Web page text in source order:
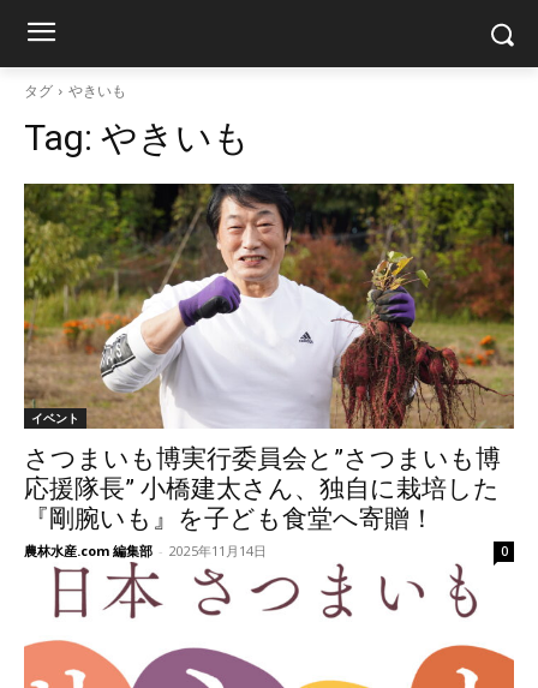
タグ やきいも
Tag: やきいも
イベント
さつまいも博実行委員会と”さつまいも博
応援隊長” 小橋建太さん、独自に栽培した
『剛腕いも』を子ども食堂へ寄贈！
農林水産.com 編集部 - 2025年11月14日 0